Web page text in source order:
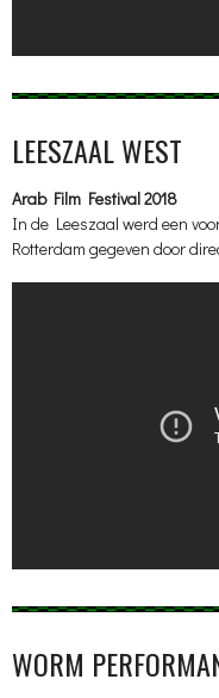
LEESZAAL WEST
Arab Film Festival 2018
In de Leeszaal werd een
Rotterdam gegeven door
WORM